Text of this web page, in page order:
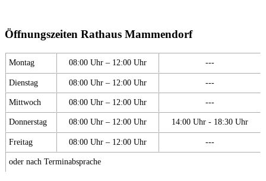
Öffnungszeiten Rathaus Mammendorf
Montag 08:00 Uhr – 12:00 Uhr ---
Dienstag 08:00 Uhr – 12:00 Uhr ---
Mittwoch 08:00 Uhr – 12:00 Uhr ---
Donnerstag 08:00 Uhr – 12:00 Uhr 14:00 Uhr - 18:30 Uhr
Freitag 08:00 Uhr – 12:00 Uhr ---
oder nach Terminabsprache